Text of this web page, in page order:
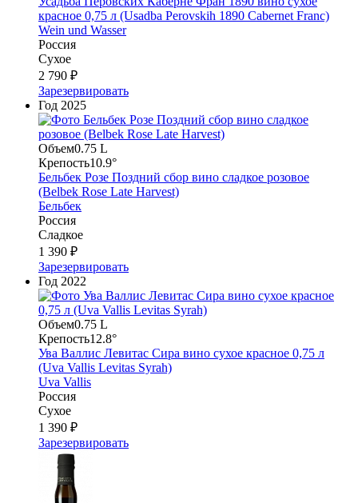
красное 0,75 л (Usadba Perovskih 1890 Cabernet Franc)
Wein und Wasser
Россия
Сухое
2 790 ₽
Зарезервировать
Год 2025
Объем0.75 L
Крепость10.9°
Бельбек Розе Поздний сбор вино сладкое розовое
(Belbek Rose Late Harvest)
Бельбек
Россия
Сладкое
1 390 ₽
Зарезервировать
Год 2022
Объем0.75 L
Крепость12.8°
Ува Валлис Левитас Сира вино сухое красное 0,75 л
(Uva Vallis Levitas Syrah)
Uva Vallis
Россия
Сухое
1 390 ₽
Зарезервировать